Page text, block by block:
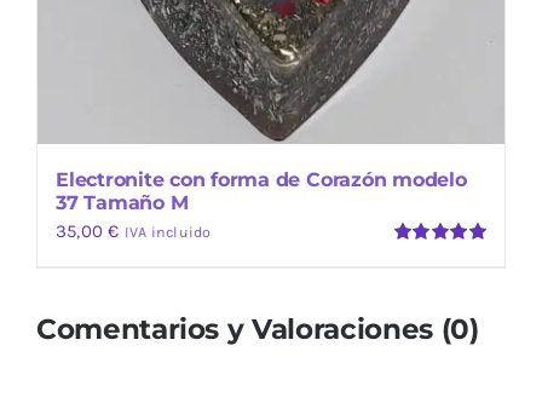
Electronite con forma de Corazón modelo
37 Tamaño M
35,00€ IVA incluido
Comentarios y Valoraciones (0)